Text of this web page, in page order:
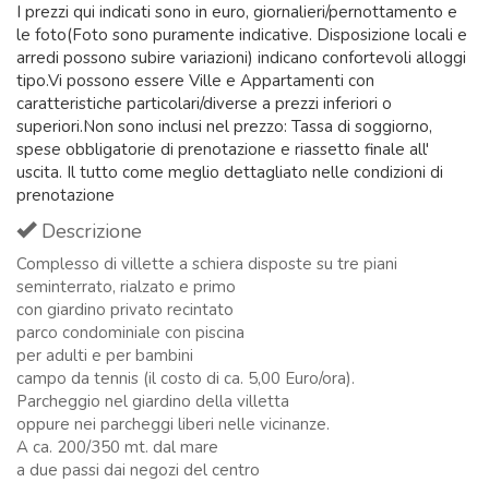
I prezzi qui indicati sono in euro, giornalieri/pernottamento e
le foto(Foto sono puramente indicative. Disposizione locali e
arredi possono subire variazioni) indicano confortevoli alloggi
tipo.Vi possono essere Ville e Appartamenti con
caratteristiche particolari/diverse a prezzi inferiori o
superiori.Non sono inclusi nel prezzo: Tassa di soggiorno,
spese obbligatorie di prenotazione e riassetto finale all'
uscita. Il tutto come meglio dettagliato nelle condizioni di
prenotazione
Descrizione
Complesso di villette a schiera disposte su tre piani
seminterrato, rialzato e primo
con giardino privato recintato
parco condominiale con piscina
per adulti e per bambini
campo da tennis (il costo di ca. 5,00 Euro/ora).
Parcheggio nel giardino della villetta
oppure nei parcheggi liberi nelle vicinanze.
A ca. 200/350 mt. dal mare
a due passi dai negozi del centro